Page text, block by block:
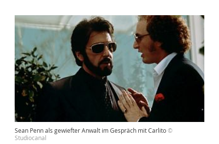
Sean Penn als gewiefter Anwalt im Gespräch mit Carlito©
Studiocanal